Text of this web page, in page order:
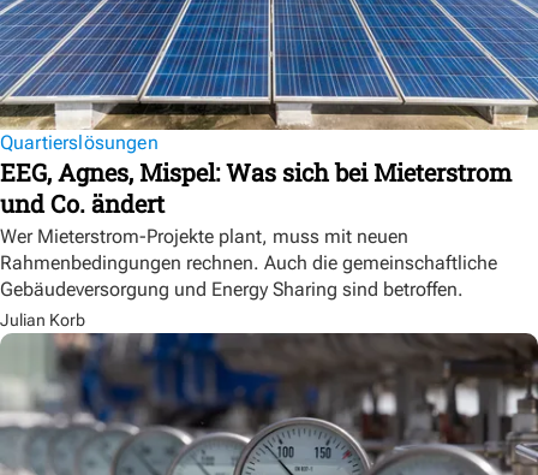
Quartierslösungen
EEG, Agnes, Mispel: Was sich bei Mieterstrom
und Co. ändert
Wer Mieterstrom-Projekte plant, muss mit neuen
Rahmenbedingungen rechnen. Auch die gemeinschaftliche
Gebäudeversorgung und Energy Sharing sind betroffen.
Julian Korb